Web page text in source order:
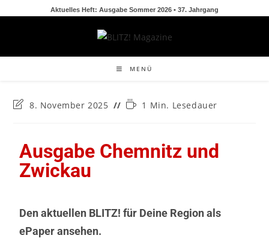
Aktuelles Heft: Ausgabe Sommer 2026 • 37. Jahrgang
MENÜ
8. November 2025 1 Min. Lesedauer
Ausgabe Chemnitz und
Zwickau
Den aktuellen BLITZ! für Deine Region als
ePaper ansehen.